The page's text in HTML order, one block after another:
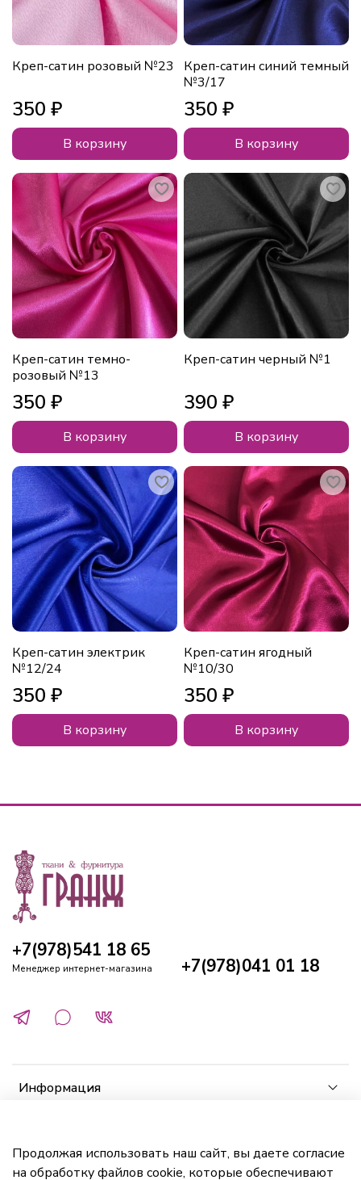
Креп-сатин розовый №23
350 ₽
В корзину
Креп-сатин синий темный
№3/17
350 ₽
В корзину
Креп-сатин темно-
розовый №13
350 ₽
В корзину
Креп-сатин черный №1
390 ₽
В корзину
Креп-сатин электрик
№12/24
350 ₽
В корзину
Креп-сатин ягодный
№10/30
350 ₽
В корзину
Информация
+7(978)541 18 65
Менеджер интернет-магазина +7(978)041 01 18
Продолжая использовать наш сайт, вы даете согласие
на обработку файлов cookie, которые обеспечивают